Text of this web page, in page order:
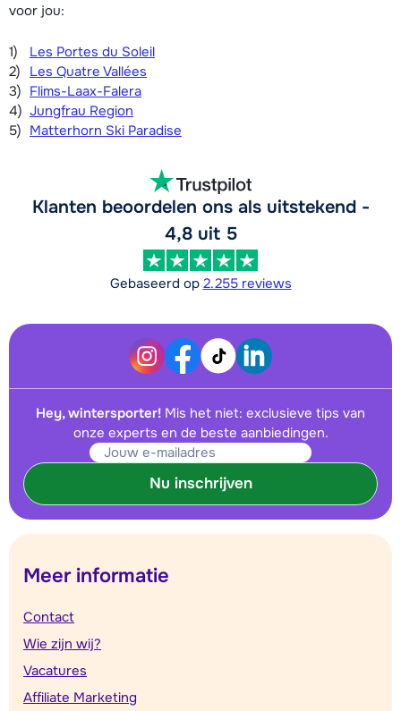
voor jou:
Les Portes du Soleil
Les Quatre Vallées
Flims-Laax-Falera
Jungfrau Region
Matterhorn Ski Paradise
Klanten beoordelen ons als uitstekend -
4,8 uit 5
Gebaseerd op 2.255 reviews
Hey, wintersporter! Mis het niet: exclusieve tips van
onze experts en de beste aanbiedingen.
Nu inschrijven
Meer informatie
Contact
Wie zijn wij?
Vacatures
Affiliate Marketing